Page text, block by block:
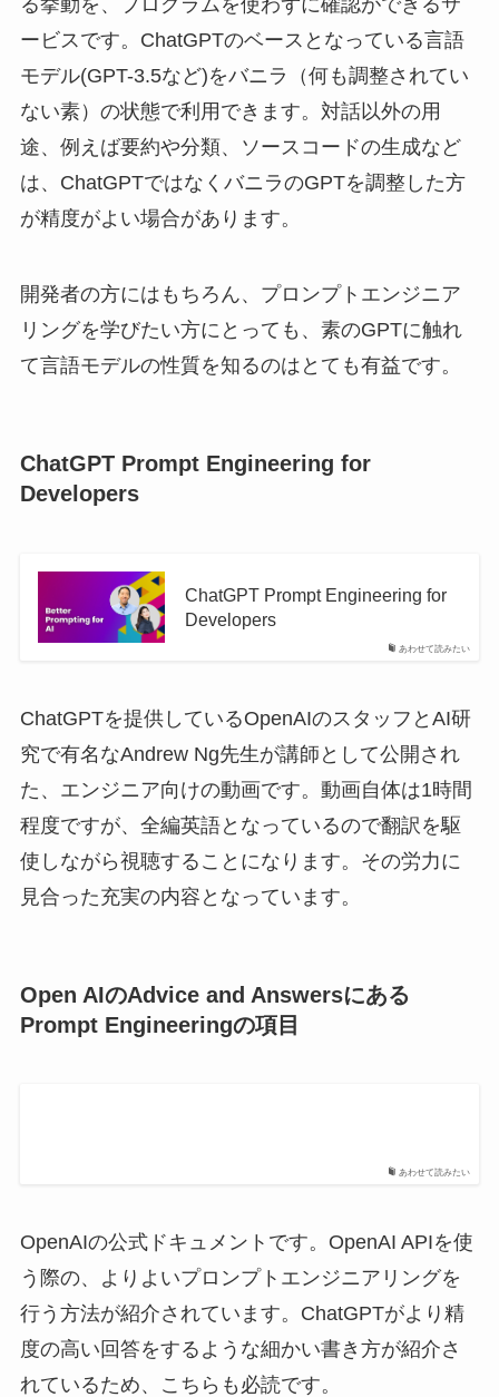
る挙動を、プログラムを使わずに確認ができるサ
ービスです。ChatGPTのベースとなっている言語
モデル(GPT-3.5など)をバニラ（何も調整されてい
ない素）の状態で利用できます。対話以外の用
途、例えば要約や分類、ソースコードの生成など
は、ChatGPTではなくバニラのGPTを調整した方
が精度がよい場合があります。
開発者の方にはもちろん、プロンプトエンジニア
リングを学びたい方にとっても、素のGPTに触れ
て言語モデルの性質を知るのはとても有益です。
ChatGPT Prompt Engineering for
Developers
あわせて読みたい
ChatGPT Prompt Engineering for
Developers
ChatGPTを提供しているOpenAIのスタッフとAI研
究で有名なAndrew Ng先生が講師として公開され
た、エンジニア向けの動画です。動画自体は1時間
程度ですが、全編英語となっているので翻訳を駆
使しながら視聴することになります。その労力に
見合った充実の内容となっています。
Open AIのAdvice and Answersにある
Prompt Engineeringの項目
あわせて読みたい
OpenAIの公式ドキュメントです。OpenAI APIを使
う際の、よりよいプロンプトエンジニアリングを
行う方法が紹介されています。ChatGPTがより精
度の高い回答をするような細かい書き方が紹介さ
れているため、こちらも必読です。